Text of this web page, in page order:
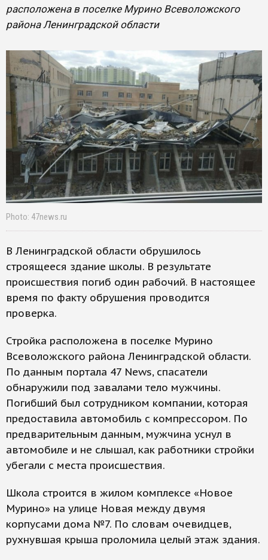
расположена в поселке Мурино Всеволожского
района Ленинградской области
Photo: 47news.ru
В Ленинградской области обрушилось
строящееся здание школы. В результате
происшествия погиб один рабочий. В настоящее
время по факту обрушения проводится
проверка.
Стройка расположена в поселке Мурино
Всеволожского района Ленинградской области.
По данным портала 47 News, спасатели
обнаружили под завалами тело мужчины.
Погибший был сотрудником компании, которая
предоставила автомобиль с компрессором. По
предварительным данным, мужчина уснул в
автомобиле и не слышал, как работники стройки
убегали с места происшествия.
Школа строится в жилом комплексе «Новое
Мурино» на улице Новая между двумя
корпусами дома №7. По словам очевидцев,
рухнувшая крыша проломила целый этаж здания.